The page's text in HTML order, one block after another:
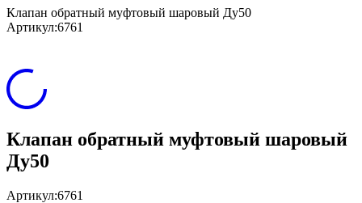
Клапан обратный муфтовый шаровый Ду50
Артикул:6761
Клапан обратный муфтовый шаровый
Ду50
Артикул:6761